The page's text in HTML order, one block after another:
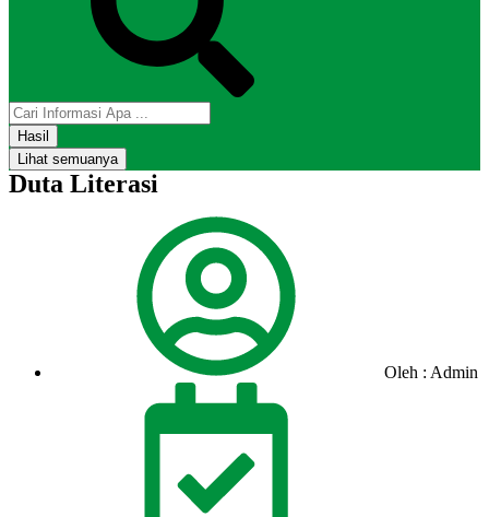
Hasil
Lihat semuanya
Duta Literasi
Oleh : Admin